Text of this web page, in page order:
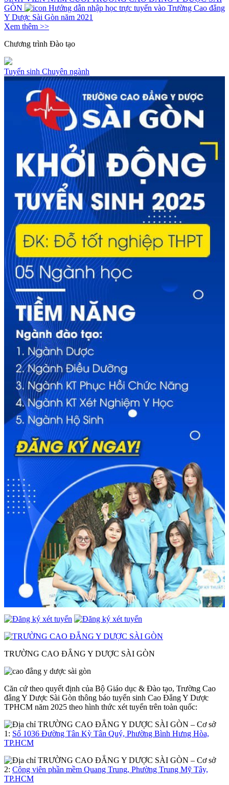
GÒN
Hướng dẫn nhập học trực tuyến vào Trường Cao đẳng
Y Dược Sài Gòn năm 2021
Xem thêm >>
Chương trình Đào tạo
Tuyển sinh Chuyên ngành
TRƯỜNG CAO ĐẲNG Y DƯỢC SÀI GÒN
Căn cứ theo quyết định của Bộ Giáo dục & Đào tạo, Trường Cao
đẳng Y Dược Sài Gòn thông báo tuyển sinh Cao Đẳng Y Dược
TPHCM năm 2025 theo hình thức xét tuyển trên toàn quốc:
– Cơ sở
1: Số 1036 Đường Tân Kỳ Tân Quý, Phường Bình Hưng Hòa,
TP.HCM
– Cơ sở
2: Công viên phần mềm Quang Trung, Phường Trung Mỹ Tây,
TP.HCM